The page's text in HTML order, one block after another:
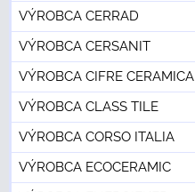
VÝROBCA CERRAD
VÝROBCA CERSANIT
VÝROBCA CIFRE CERAMICA
VÝROBCA CLASS TILE
VÝROBCA CORSO ITALIA
VÝROBCA ECOCERAMIC